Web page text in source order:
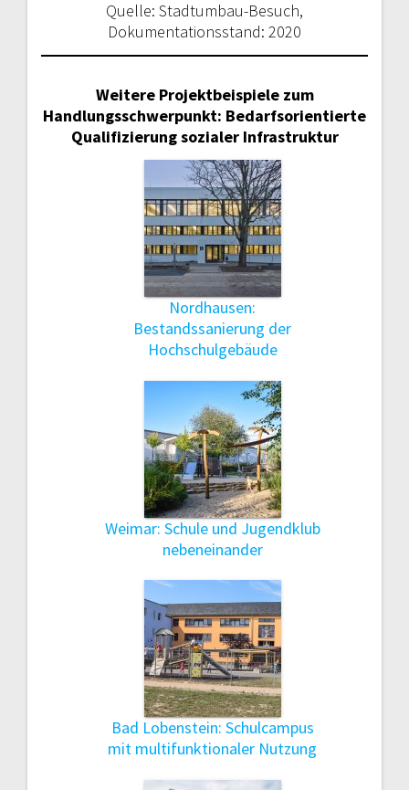
Quelle: Stadtumbau-Besuch,
Dokumentationsstand: 2020
Weitere Projektbeispiele zum
Handlungsschwerpunkt: Bedarfsorientierte
Qualifizierung sozialer Infrastruktur
Nordhausen:
Bestandssanierung der
Hochschulgebäude
Weimar: Schule und Jugendklub
nebeneinander
Bad Lobenstein: Schulcampus
mit multifunktionaler Nutzung